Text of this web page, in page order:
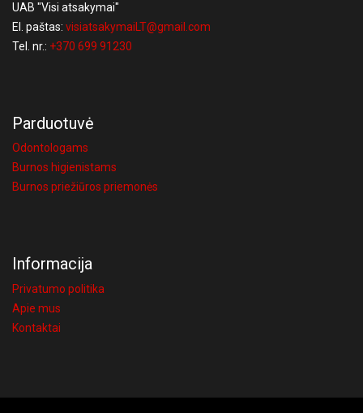
UAB "Visi atsakymai"
El. paštas: visiatsakymaiLT@gmail.com
Tel. nr.: +370 699 91230
Parduotuvė
Odontologams
Burnos higienistams
Burnos priežiūros priemonės
Informacija
Privatumo politika
Apie mus
Kontaktai